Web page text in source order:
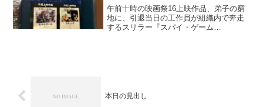
午前十時の映画祭16上映作品、弟子の窮
地に、引退当日の工作員が組織内で奔走
するスリラー『スパイ・ゲーム
本日の見出し